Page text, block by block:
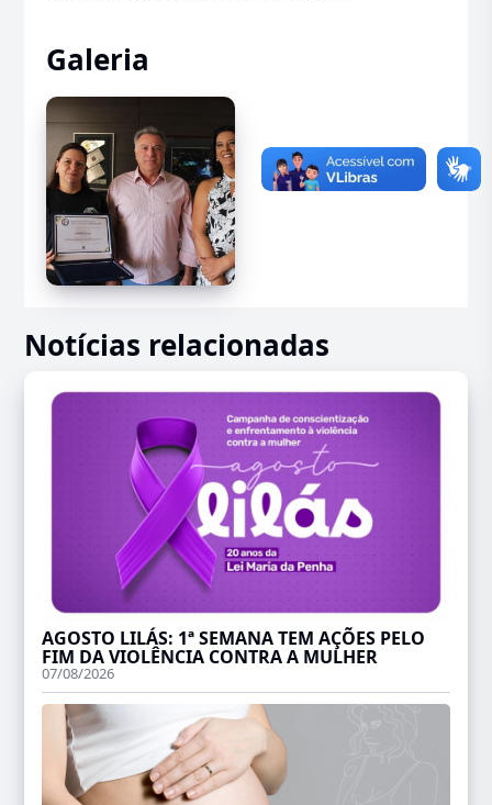
Galeria
Notícias relacionadas
AGOSTO LILÁS: 1ª SEMANA TEM AÇÕES PELO
FIM DA VIOLÊNCIA CONTRA A MULHER
07/08/2026